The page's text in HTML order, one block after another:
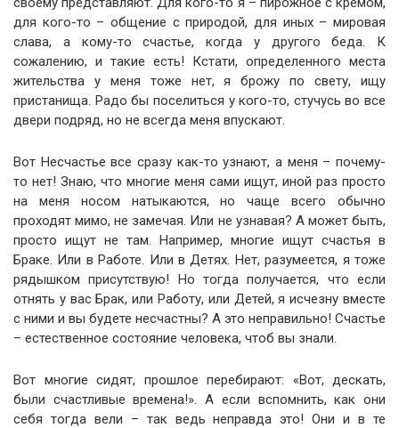
для кого-то – общение с природой, для иных – мировая
слава, а кому-то счастье, когда у другого беда. К
сожалению, и такие есть! Кстати, определенного места
жительства у меня тоже нет, я брожу по свету, ищу
пристанища. Радо бы поселиться у кого-то, стучусь во все
двери подряд, но не всегда меня впускают.
Вот Несчастье все сразу как-то узнают, а меня – почему-
то нет! Знаю, что многие меня сами ищут, иной раз просто
на меня носом натыкаются, но чаще всего обычно
проходят мимо, не замечая. Или не узнавая? А может быть,
просто ищут не там. Например, многие ищут счастья в
Браке. Или в Работе. Или в Детях. Нет, разумеется, я тоже
рядышком присутствую! Но тогда получается, что если
отнять у вас Брак, или Работу, или Детей, я исчезну вместе
с ними и вы будете несчастны? А это неправильно! Счастье
– естественное состояние человека, чтоб вы знали.
Вот многие сидят, прошлое перебирают: «Вот, дескать,
были счастливые времена!». А если вспомнить, как они
себя тогда вели – так ведь неправда это! Они и в те